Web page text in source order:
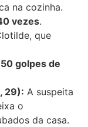
na cozinha.
vezes.
que
golpes de
29): A suspeita
o
da casa.